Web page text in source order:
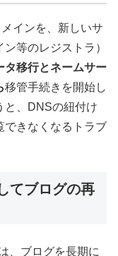
インを、新しいサ
等のレジストラ）
タ移行とネームサー
移管手続きを開始し
と、DNSの紐付け
できなくなるトラブ
てブログの再
、ブログを長期に